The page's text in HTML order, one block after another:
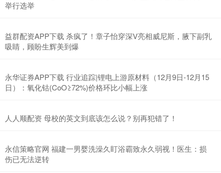
举行选举
益群配资APP下载 杀疯了！章子怡穿深V亮相威尼斯，腋下副乳
吸睛，顾盼生辉美到爆
永华证券APP下载 行业追踪|锂电上游原材料（12月9日-12月15
日）：氧化钴(CoO≥72%)价格环比小幅上涨
人人顺配资 母校的英文到底该怎么说？别再犯错了！
永信策略官网 福建一男婴洗澡久盯浴霸致永久弱视！医生：损
伤已无法逆转